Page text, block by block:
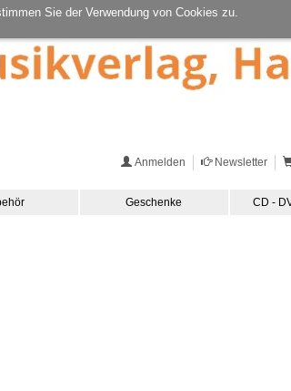
Sie der Verwendung von Cookies zu.
Anmelden Newsletter
Geschenke CD -